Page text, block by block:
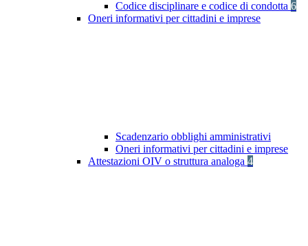
Codice disciplinare e codice di condotta 6
Oneri informativi per cittadini e imprese
Scadenzario obblighi amministrativi
Oneri informativi per cittadini e imprese
Attestazioni OIV o struttura analoga 4